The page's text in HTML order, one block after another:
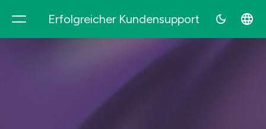
Erfolgreicher Kundensupport